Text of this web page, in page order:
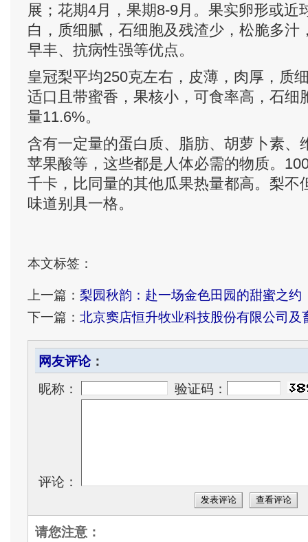
展；花期4月，果期8-9月。果实卵形或近
白，质细腻，石细胞及残渣少，松脆多汁
早丰、抗病性强等优点。
皇冠梨平均250克左右，皮薄，肉厚，质
适口且带蜜香，果核小，可食率高，石细
量11.6%。
含有一定量的蛋白质、脂肪、胡萝卜素、
苹果酸等，这些都是人体必需的物质。
千卡，比同量的其他瓜果热量都高。梨不
味道别具一格。
本文标签：
上一篇： 梨园秋韵：赴一场金色田园的甜蜜之约
下一篇： 北京窦店恒升牧业科技股份有限公司及
网友评论：
昵称：
验证码：
评论：
发表评论 查看评论
请您注意：